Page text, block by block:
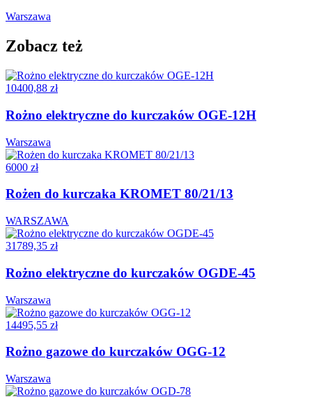
Warszawa
Zobacz też
10400,88 zł
Rożno elektryczne do kurczaków OGE-12H
Warszawa
6000 zł
Rożen do kurczaka KROMET 80/21/13
WARSZAWA
31789,35 zł
Rożno elektryczne do kurczaków OGDE-45
Warszawa
14495,55 zł
Rożno gazowe do kurczaków OGG-12
Warszawa